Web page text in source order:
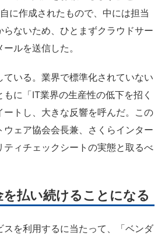
に作成されたもので、中には担当
ないため、ひとまずクラウドサー
ルを送信した。
いる。業界で標準化されていない
に「IT業界の生産性の低下を招く
トし、大きな反響を呼んだ。この
ェア協会会長兼、さくらインター
ィチェックシートの実態と取るべ
払い続けることになる
を利用するに当たって、「ベンダ